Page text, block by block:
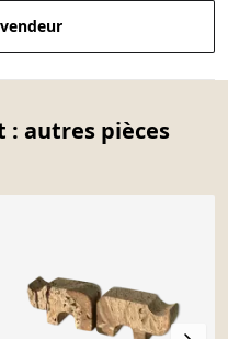
: autres pièces